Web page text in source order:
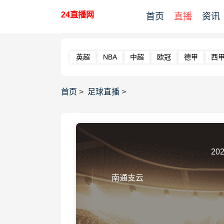
24直播网 首页 直播 资讯
英超 NBA 中超 欧冠 德甲 西
首页 > 足球直播 >
南通支云